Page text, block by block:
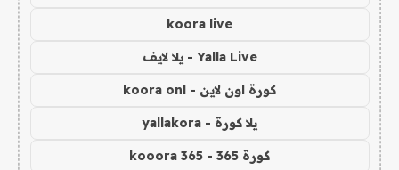
koora live
Yalla Live - يلا لايف
كورة اون لاين - koora onl
يلا كورة - yallakora
كورة 365 - kooora 365